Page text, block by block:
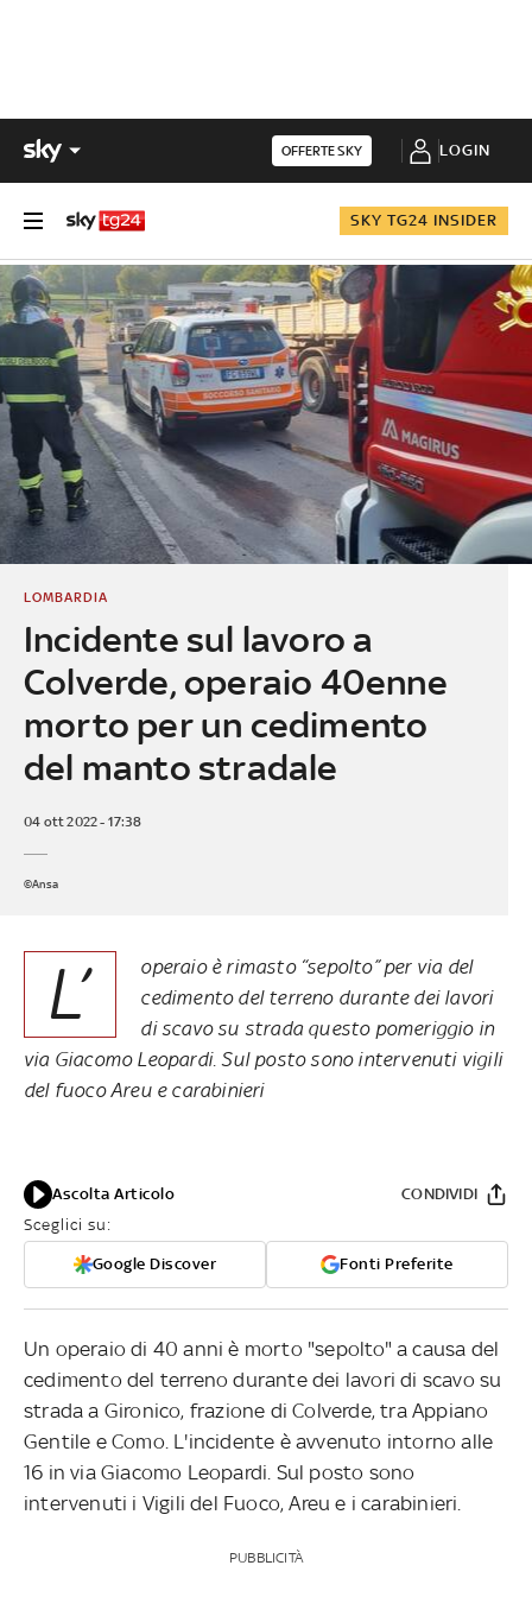
OFFERTE SKY LOGIN
SKY TG24 INSIDER
Incidente sul lavoro a
Colverde, operaio 40enne
morto per un cedimento
del manto stradale
LOMBARDIA
04 ott 2022 - 17:38
©Ansa
L’
operaio è rimasto “sepolto” per via del
cedimento del terreno durante dei lavori
di scavo su strada questo pomeriggio in
via Giacomo Leopardi. Sul posto sono intervenuti vigili
del fuoco Areu e carabinieri
Ascolta Articolo
Sceglici su:
Google Discover Fonti Preferite
CONDIVIDI
Un operaio di 40 anni è morto "sepolto" a causa del
cedimento del terreno durante dei lavori di scavo su
strada a Gironico, frazione di Colverde, tra Appiano
Gentile e Como. L'incidente è avvenuto intorno alle
16 in via Giacomo Leopardi. Sul posto sono
intervenuti i Vigili del Fuoco, Areu e i carabinieri.
PUBBLICITÀ